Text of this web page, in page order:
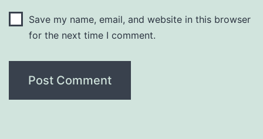
Save my name, email, and website in this browser
for the next time I comment.